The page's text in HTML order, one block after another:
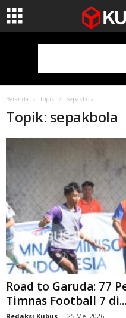
Beranda Topik Sepakbola
Topik: sepakbola
Road to Garuda: 77
Timnas Football 7 di...
Redaksi Kubus - 25 Mei 2026